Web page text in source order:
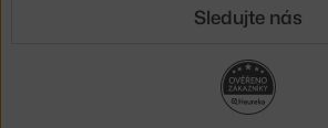
Sledujte nás